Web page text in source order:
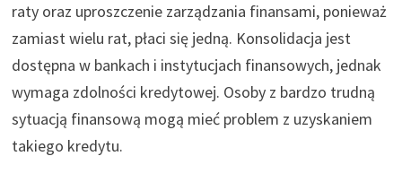
raty oraz uproszczenie zarządzania finansami, ponieważ
zamiast wielu rat, płaci się jedną. Konsolidacja jest
dostępna w bankach i instytucjach finansowych, jednak
wymaga zdolności kredytowej. Osoby z bardzo trudną
sytuacją finansową mogą mieć problem z uzyskaniem
takiego kredytu.